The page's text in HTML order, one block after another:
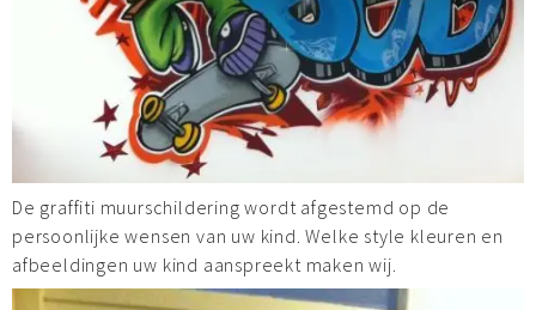
De graffiti muurschildering wordt afgestemd op de
persoonlijke wensen van uw kind. Welke style kleuren en
afbeeldingen uw kind aanspreekt maken wij.